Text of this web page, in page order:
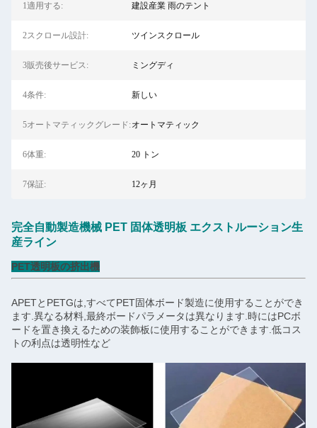
1適用する: 建設産業 雨のテント
2スクロール設計: ツインスクロール
3販売後サービス: ミングディ
4条件: 新しい
5オートマティックグレード:オートマティック
6体重: 20 トン
7保証: 12ヶ月
完全自動製造機械 PET 固体透明板 エクストルーション生
産ライン
PET透明板の挤出機
APETとPETGは,すべてPET固体ボード製造に使用することができ
ます.異なる材料,最終ボードパラメータは異なります.時にはPCボ
ードを置き換えるための装飾板に使用することができます.低コス
トの利点は透明性など